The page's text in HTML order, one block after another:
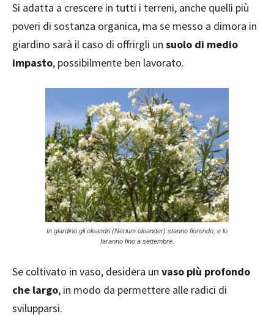
Si adatta a crescere in tutti i terreni, anche quelli più
poveri di sostanza organica, ma se messo a dimora in
giardino sarà il caso di offrirgli un suolo di medio
impasto, possibilmente ben lavorato.
In giardino gli oleandri (Nerium oleander) stanno fiorendo, e lo
faranno fino a settembre.
Se coltivato in vaso, desidera un vaso più profondo
che largo, in modo da permettere alle radici di
svilupparsi.